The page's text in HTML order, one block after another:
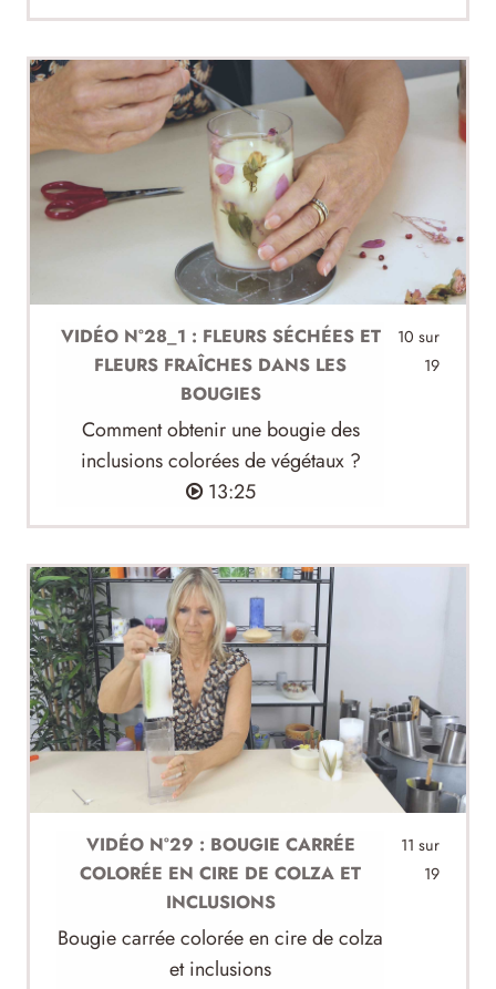
10 sur
19
VIDÉO N°28_1 : FLEURS SÉCHÉES ET
FLEURS FRAÎCHES DANS LES
BOUGIES
Comment obtenir une bougie des
inclusions colorées de végétaux ?
13:25
11 sur
19
VIDÉO N°29 : BOUGIE CARRÉE
COLORÉE EN CIRE DE COLZA ET
INCLUSIONS
Bougie carrée colorée en cire de colza
et inclusions